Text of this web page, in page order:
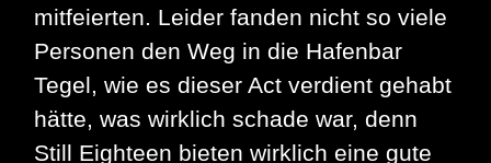
mitfeierten. Leider fanden nicht so viele
Personen den Weg in die Hafenbar
Tegel, wie es dieser Act verdient gehabt
hätte, was wirklich schade war, denn
Still Eighteen bieten wirklich eine gute